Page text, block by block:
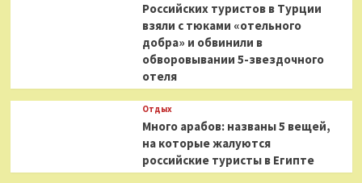
Российских туристов в Турции
взяли с тюками «отельного
добра» и обвинили в
обворовывании 5-звездочного
отеля
Отдых
Много арабов: названы 5 вещей,
на которые жалуются
российские туристы в Египте